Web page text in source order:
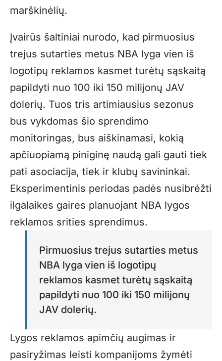
marškinėlių.
Įvairūs šaltiniai nurodo, kad pirmuosius
trejus sutarties metus NBA lyga vien iš
logotipų reklamos kasmet turėtų sąskaitą
papildyti nuo 100 iki 150 milijonų JAV
dolerių. Tuos tris artimiausius sezonus
bus vykdomas šio sprendimo
monitoringas, bus aiškinamasi, kokią
apčiuopiamą piniginę naudą gali gauti tiek
pati asociacija, tiek ir klubų savininkai.
Eksperimentinis periodas padės nusibrėžti
ilgalaikes gaires planuojant NBA lygos
reklamos srities sprendimus.
Pirmuosius trejus sutarties metus
NBA lyga vien iš logotipų
reklamos kasmet turėtų sąskaitą
papildyti nuo 100 iki 150 milijonų
JAV dolerių.
Lygos reklamos apimčių augimas ir
pasiryžimas leisti kompanijoms žymėti